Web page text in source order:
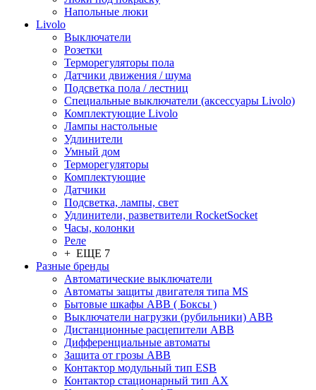
Напольные люки
Livolo
Выключатели
Розетки
Терморегуляторы пола
Датчики движения / шума
Подсветка пола / лестниц
Специальные выключатели (аксессуары Livolo)
Комплектующие Livolo
Лампы настольные
Удлинители
Умный дом
Терморегуляторы
Комплектующие
Датчики
Подсветка, лампы, свет
Удлинители, разветвители RocketSocket
Часы, колонки
Реле
+ ЕЩЕ 7
Разные бренды
Автоматические выключатели
Автоматы защиты двигателя типа MS
Бытовые шкафы ABB ( Боксы )
Выключатели нагрузки (рубильники) ABB
Дистанционные расцепители ABB
Дифференциальные автоматы
Защита от грозы ABB
Контактор модульный тип ESB
Контактор стационарный тип AX